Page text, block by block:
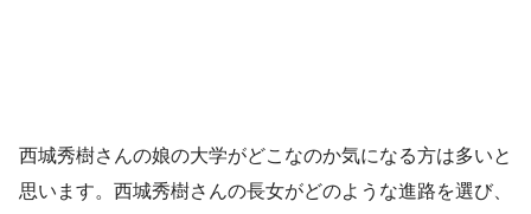
西城秀樹さんの娘の大学がどこなのか気になる方は多いと
思います。西城秀樹さんの長女がどのような進路を選び、